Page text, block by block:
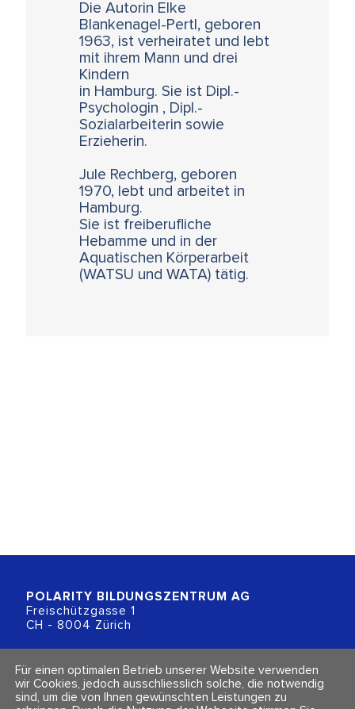
Die Autorin Elke
Blankenagel-Pertl, geboren
1963, ist verheiratet und lebt
mit ihrem Mann und drei
Kindern
in Hamburg. Sie ist Dipl.-
Psychologin , Dipl.-
Sozialarbeiterin sowie
Erzieherin.
Jule Rechberg, geboren
1970, lebt und arbeitet in
Hamburg.
Sie ist freiberufliche
Hebamme und in der
Aquatischen Körperarbeit
(WATSU und WATA) tätig.
POLARITY BILDUNGSZENTRUM AG
Freischützgasse 1
CH - 8004 Zürich
+41 (0)44 218 80 80
info@polarity.ch
Für einen optimalen Betrieb unserer Website verwenden
wir Cookies, jedoch ausschliesslich solche, die notwendig
sind, um die von Ihnen gewünschten Leistungen zu